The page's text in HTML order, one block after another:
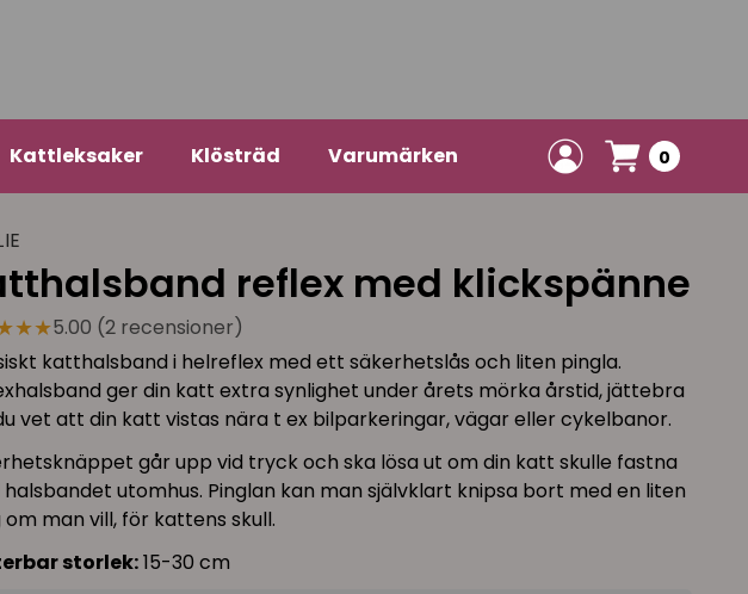
Kattleksaker Klösträd Varumärken 0
reflex med klickspänne
5.00 (2 recensioner)
katthalsband i helreflex med ett säkerhetslås och liten pingla.
ger din katt extra synlighet under årets mörka årstid, jättebra
vet att din katt vistas nära t ex bilparkeringar, vägar eller cykelbanor.
går upp vid tryck och ska lösa ut om din katt skulle fastna
utomhus. Pinglan kan man självklart knipsa bort med en liten
man vill, för kattens skull.
storlek:15-30 cm